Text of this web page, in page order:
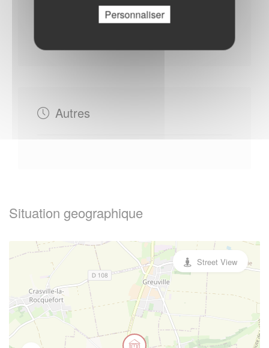
Autres
Situation geographique
Street View
Personnaliser